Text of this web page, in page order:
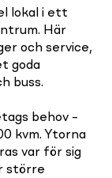
lokal i ett
Här
och service,
goda
buss.
behov –
kvm. Ytorna
var för sig
större